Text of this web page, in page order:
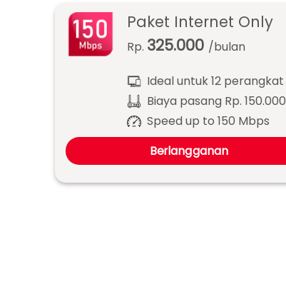
Paket Internet Only
Rp. 325.000 /bulan
Ideal untuk 12 perangkat
Biaya pasang Rp. 150.000
Speed up to 150 Mbps
Berlangganan